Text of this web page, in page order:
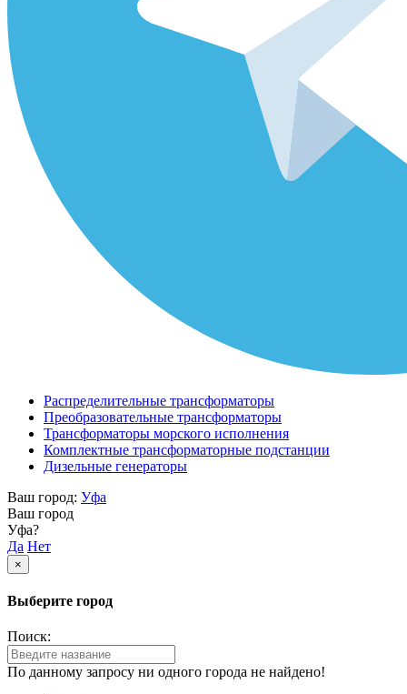
Распределительные трансформаторы
Преобразовательные трансформаторы
Трансформаторы морского исполнения
Комплектные трансформаторные подстанции
Дизельные генераторы
Ваш город: Уфа
Ваш город
Уфа?
Да Нет
×
Выберите город
Поиск:
По данному запросу ни одного города не найдено!